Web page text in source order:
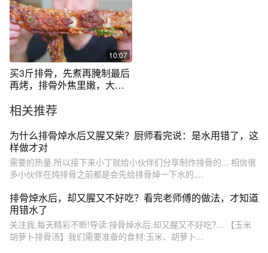
10:07
买3斤排骨，先煮再腌制最后
再烤，排骨外焦里嫩，大口
相关推荐
为什么排骨焯水后又腥又柴？厨师看完说：是水用错了，这
样做才对
需要的热量,所以接下来小丁就给小伙伴们分享制作排骨的... 相信很
多小伙伴在炖排骨之前都是会先给排骨焯一下水的,...
排骨焯水后，却又腥又不好吃？看完老师傅的做法，才知道
用错水了
关注我,每天精彩不断!导读:排骨焯水后,却又腥又不好吃?... 【玉米
胡萝卜排骨汤】我们需要准备的食材:玉米、胡萝卜...